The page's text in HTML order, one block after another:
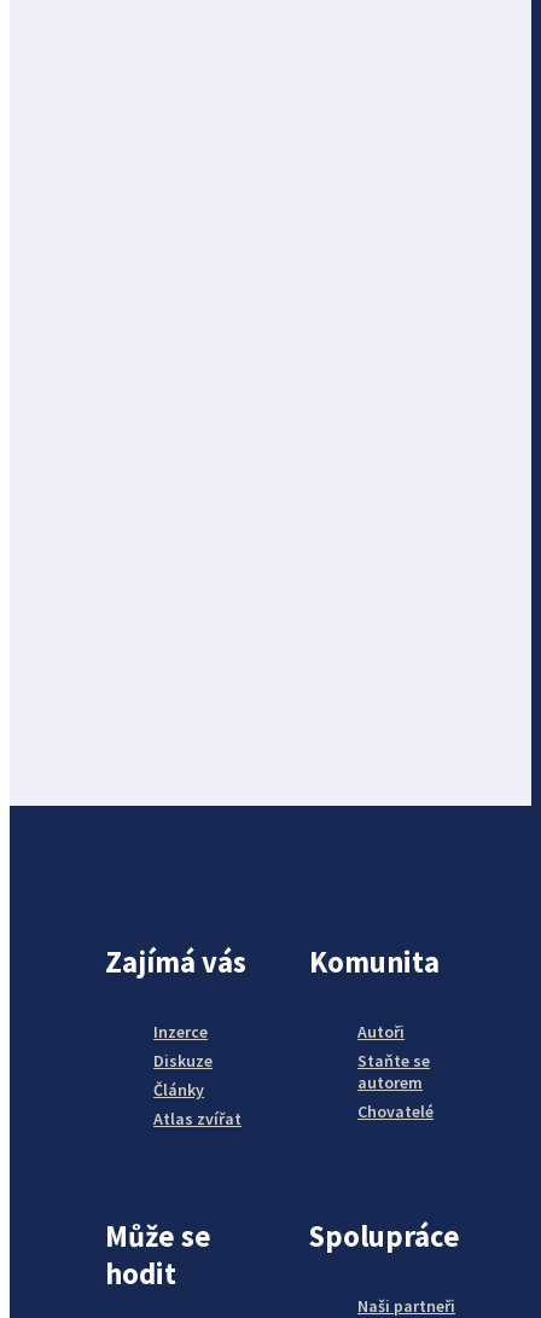
Zajímá vás
Inzerce
Diskuze
Články
Atlas zvířat
Komunita
Autoři
Staňte se
autorem
Chovatelé
Může se
hodit
Spolupráce
Naši partneři